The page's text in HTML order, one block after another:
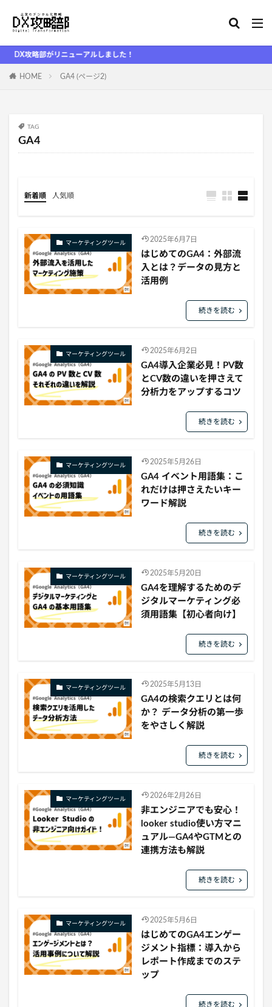
攻略部がリニューアルしました！
HOME GA4 (ページ2)
TAG
GA4
新着順 人気順
マーケティングツール 2025年6月7日
はじめてのGA4：外部流
入とは？データの見方と
活用例
続きを読む
マーケティングツール 2025年6月2日
GA4導入企業必見！PV数
とCV数の違いを押さえて
分析力をアップするコツ
続きを読む
マーケティングツール 2025年5月26日
GA4 イベント用語集：こ
れだけは押さえたいキー
ワード解説
続きを読む
マーケティングツール 2025年5月20日
GA4を理解するためのデ
ジタルマーケティング必
須用語集【初心者向け】
続きを読む
マーケティングツール 2025年5月13日
GA4の検索クエリとは何
か？ データ分析の第一歩
をやさしく解説
続きを読む
マーケティングツール 2026年2月26日
非エンジニアでも安心！
looker studio使い方マニ
ュアル―GA4やGTMとの
連携方法も解説
続きを読む
マーケティングツール 2025年5月6日
はじめてのGA4エンゲー
ジメント指標：導入から
レポート作成までのステ
ップ
続きを読む